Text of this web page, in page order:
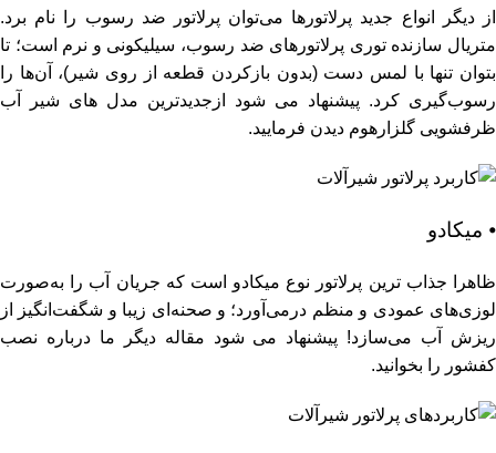
از دیگر انواع جدید پرلاتورها می‌توان پرلاتور ضد رسوب را نام برد.
متریال سازنده توری پرلاتورهای ضد رسوب، سیلیکونی و نرم است؛ تا
بتوان تنها با لمس دست (بدون بازکردن قطعه از روی شیر)، آن‌ها را
رسوب‌گیری کرد. پیشنهاد می شود ازجدیدترین مدل های شیر آب
ظرفشویی گلزارهوم دیدن فرمایید.
⦁ میکادو
ظاهرا جذاب‌ ترین پرلاتور نوع میکادو است که جریان آب را به‌صورت
لوزی‌های عمودی و منظم درمی‌آورد؛ و صحنه‌ای زیبا و شگفت‌انگیز از
ریزش آب می‌سازد! پیشنهاد می شود مقاله دیگر ما درباره نصب
کفشور را بخوانید.